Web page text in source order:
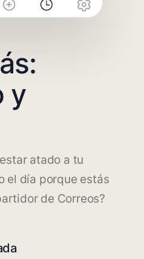
y
atado a tu
el día porque estás
de Correos?